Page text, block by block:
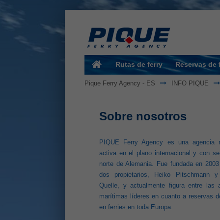
Rutas de ferry Reservas de
Pique Ferry Agency - ES INFO PIQUE
Sobre nosotros
PIQUE Ferry Agency es una agencia
activa en el plano internacional y con
norte de Alemania. Fue fundada en 2003
dos propietarios, Heiko Pitschmann y
Quelle, y actualmente figura entre las
marítimas líderes en cuanto a reservas
en ferries en toda Europa.